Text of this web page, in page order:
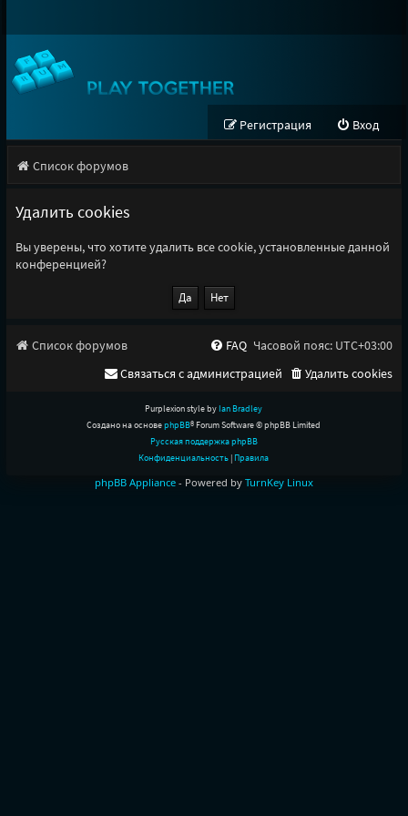
Вход
Регистрация
Список форумов
Удалить cookies
Вы уверены, что хотите удалить все cookie, установленные данной
конференцией?
Список форумов Часовой пояс: UTC+03:00
FAQ
Удалить cookies
Связаться с администрацией
Purplexion style by Ian Bradley
Создано на основеphpBB® Forum Software © phpBB Limited
Русская поддержка phpBB
Конфиденциальность | Правила
phpBB Appliance - Powered by TurnKey Linux